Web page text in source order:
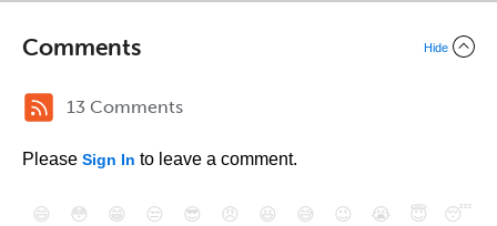
Comments Hide
13 Comments
Please Sign In to leave a comment.
😄 😳 😁 😒 😎 😠 😆 😅 😉 😭 😇 😴